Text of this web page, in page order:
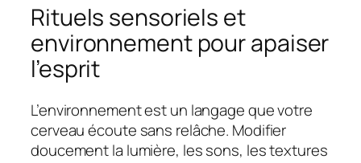
Rituels sensoriels et
environnement pour apaiser
l’esprit
L’environnement est un langage que votre
cerveau écoute sans relâche. Modifier
doucement la lumière, les sons, les textures